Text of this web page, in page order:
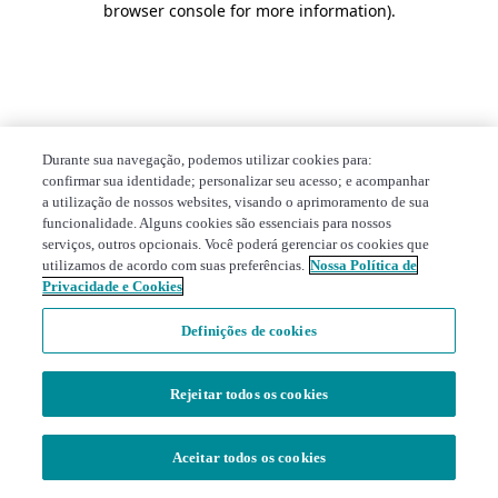
browser console for more information).
Durante sua navegação, podemos utilizar cookies para:
confirmar sua identidade; personalizar seu acesso; e acompanhar
a utilização de nossos websites, visando o aprimoramento de sua
funcionalidade. Alguns cookies são essenciais para nossos
serviços, outros opcionais. Você poderá gerenciar os cookies que
utilizamos de acordo com suas preferências. Nossa Política de
Privacidade e Cookies
Definições de cookies
Rejeitar todos os cookies
Aceitar todos os cookies